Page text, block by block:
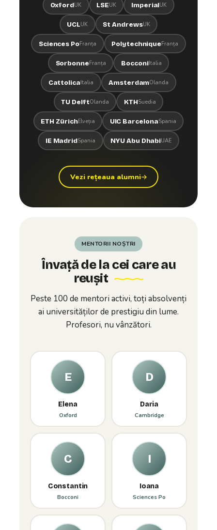
OxfordUK LSEUK ImperialUK
UCLUK St AndrewsUK
Sciences PoFranța Polytechnique Franța
Sorbonne Franța BocconiItalia
Cattolica Italia AmsterdamOlanda
TU DelftOlanda KTHSuedia
ETH ZürichElveția UIC BarcelonaSpania
IE MadridSpania NYU Abu DhabiUAE
Vezi rețeaua alumni
MENTORII NOȘTRI
Învață de la cei care au
reușit
Peste 100 de mentori activi, toți absolvenți
ai universităților de prestigiu din lume.
Profesori, nu vânzători.
Elena
Oxford
Daria
Cambridge
Constantin
Bocconi
Ioana
Sciences Po